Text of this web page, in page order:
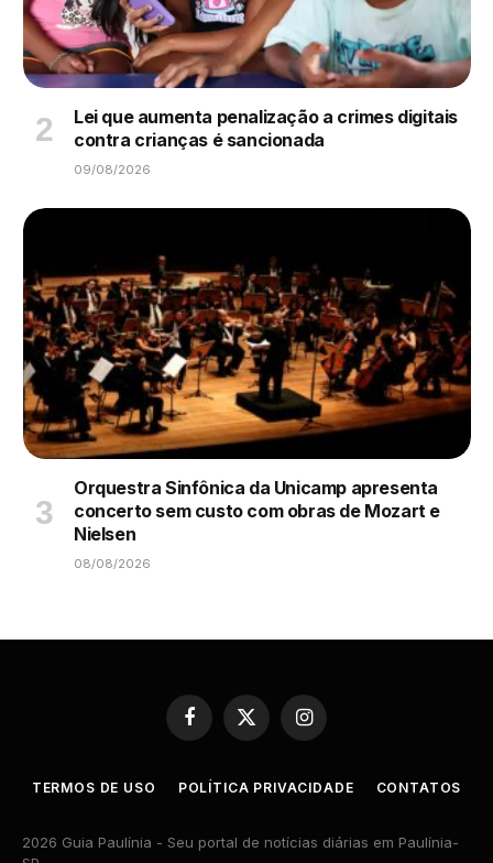
Lei que aumenta penalização a crimes digitais
contra crianças é sancionada
09/08/2026
Orquestra Sinfônica da Unicamp apresenta
concerto sem custo com obras de Mozart e
Nielsen
08/08/2026
Facebook
X
Instagram
TERMOS DE USO POLÍTICA PRIVACIDADE CONTATOS
2026 Guia Paulínia - Seu portal de notícias diárias em Paulínia-